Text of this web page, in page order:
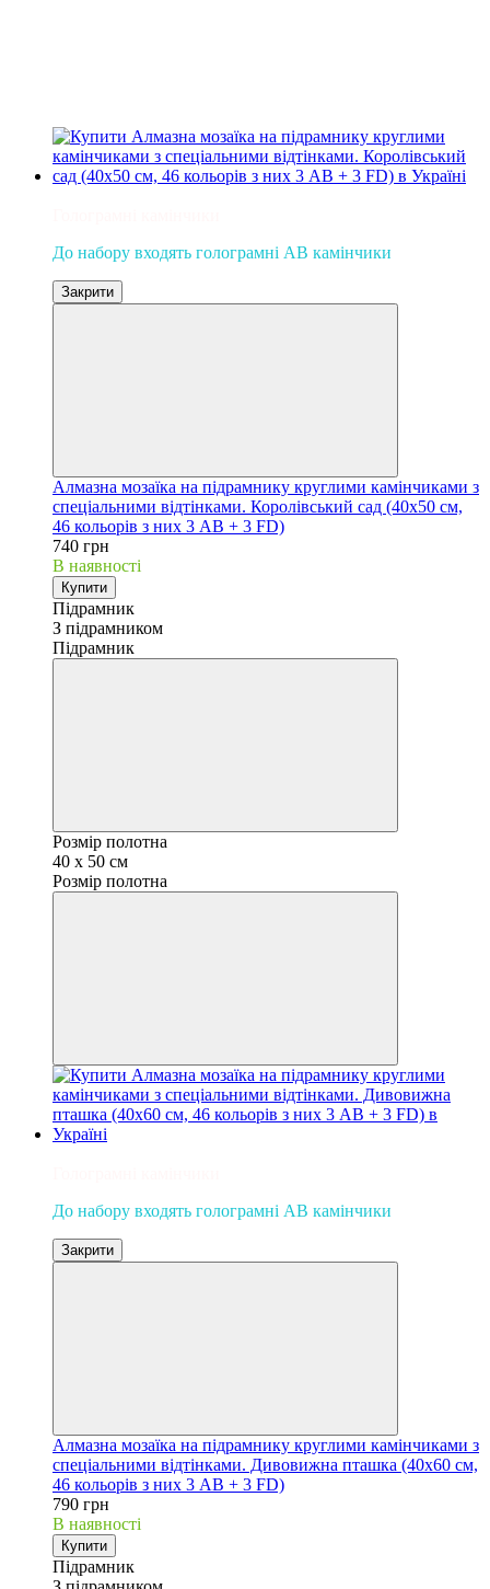
До набору входять голограмні AB камінчики
Закрити
Алмазна мозаїка на підрамнику круглими камінчиками з
спеціальними відтінками. Королівський сад (40х50 см,
46 кольорів з них 3 AB + 3 FD)
740 грн
В наявності
Купити
Підрамник
З підрамником
Підрамник
Розмір полотна
40 x 50 см
Розмір полотна
До набору входять голограмні AB камінчики
Закрити
Алмазна мозаїка на підрамнику круглими камінчиками з
спеціальними відтінками. Дивовижна пташка (40х60 см,
46 кольорів з них 3 AB + 3 FD)
790 грн
В наявності
Купити
Підрамник